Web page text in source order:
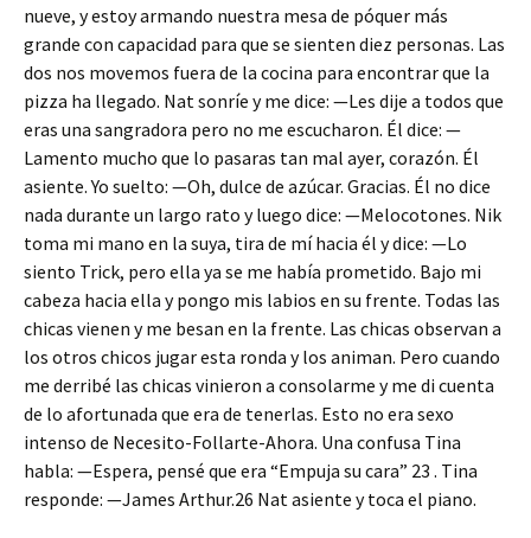
nueve, y estoy armando nuestra mesa de póquer más
grande con capacidad para que se sienten diez personas. Las
dos nos movemos fuera de la cocina para encontrar que la
pizza ha llegado. Nat sonríe y me dice: —Les dije a todos que
eras una sangradora pero no me escucharon. Él dice: —
Lamento mucho que lo pasaras tan mal ayer, corazón. Él
asiente. Yo suelto: —Oh, dulce de azúcar. Gracias. Él no dice
nada durante un largo rato y luego dice: —Melocotones. Nik
toma mi mano en la suya, tira de mí hacia él y dice: —Lo
siento Trick, pero ella ya se me había prometido. Bajo mi
cabeza hacia ella y pongo mis labios en su frente. Todas las
chicas vienen y me besan en la frente. Las chicas observan a
los otros chicos jugar esta ronda y los animan. Pero cuando
me derribé las chicas vinieron a consolarme y me di cuenta
de lo afortunada que era de tenerlas. Esto no era sexo
intenso de Necesito-Follarte-Ahora. Una confusa Tina
habla: —Espera, pensé que era “Empuja su cara” 23 . Tina
responde: —James Arthur.26 Nat asiente y toca el piano.